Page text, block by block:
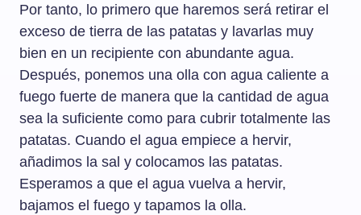
Por tanto, lo primero que haremos será retirar el
exceso de tierra de las patatas y lavarlas muy
bien en un recipiente con abundante agua.
Después, ponemos una olla con agua caliente a
fuego fuerte de manera que la cantidad de agua
sea la suficiente como para cubrir totalmente las
patatas. Cuando el agua empiece a hervir,
añadimos la sal y colocamos las patatas.
Esperamos a que el agua vuelva a hervir,
bajamos el fuego y tapamos la olla.